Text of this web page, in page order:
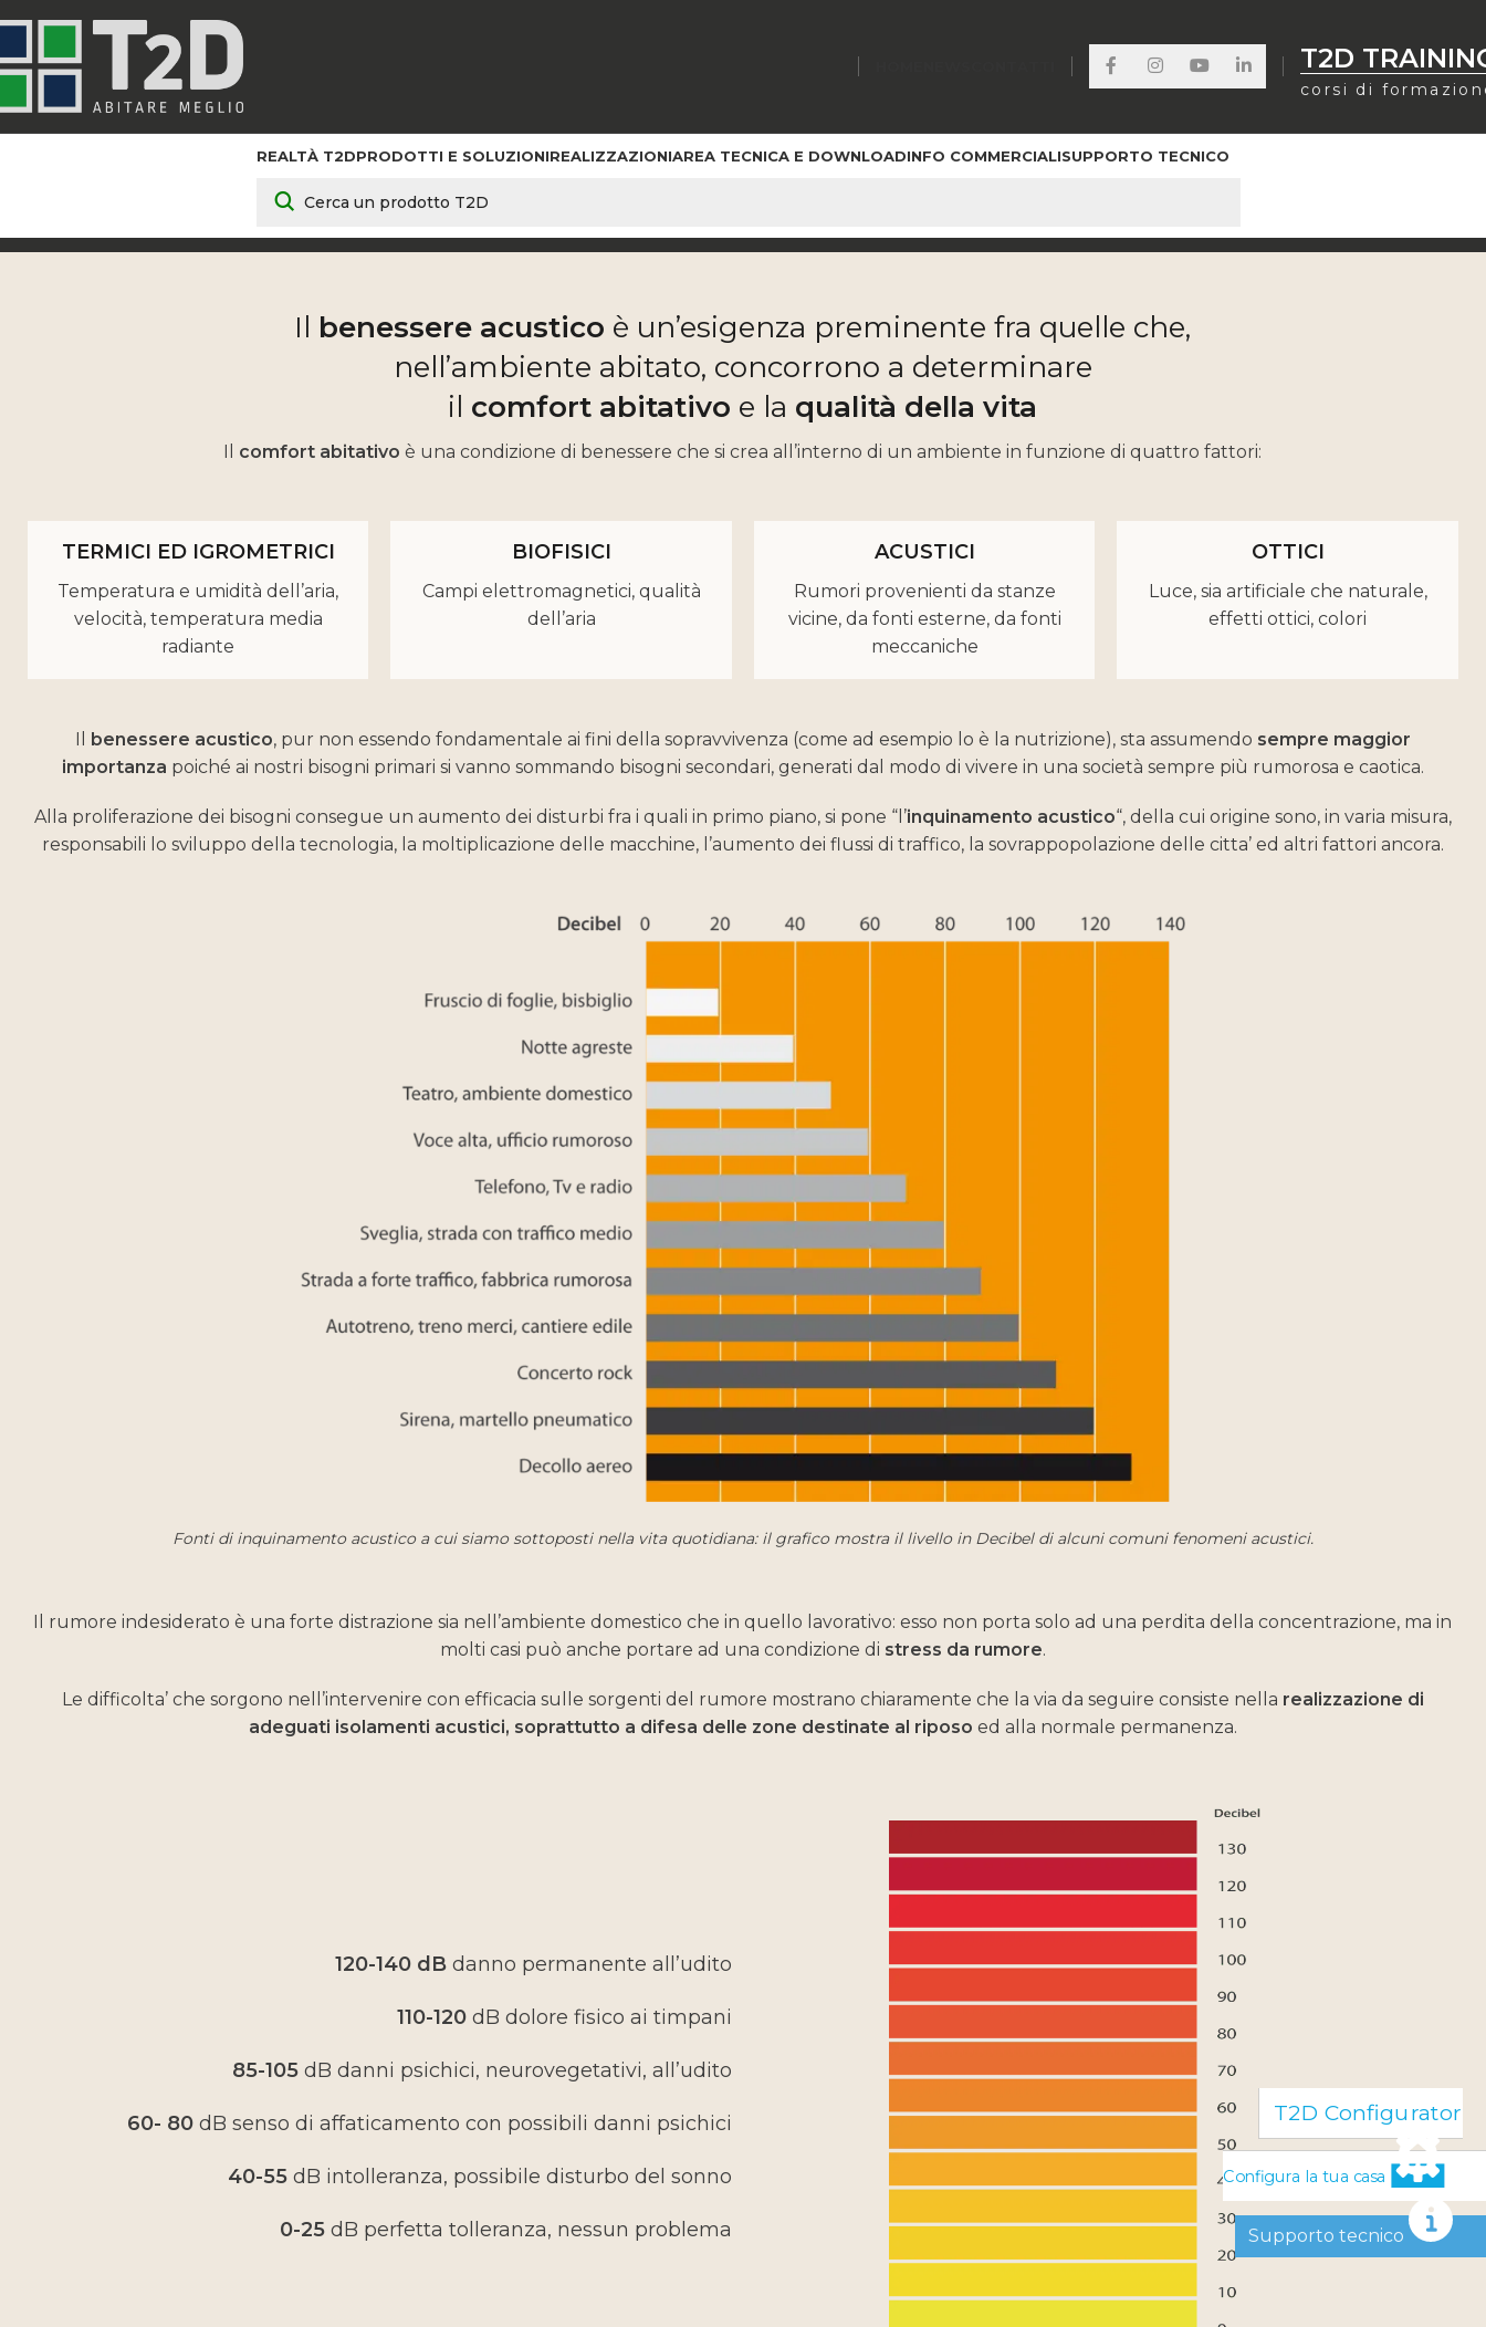
T2D
corsi di
REALTÀ T2DPRODOTTI E SOLUZIONIREALIZZAZIONIAREA TECNICA E DOWNLOADINFO COMMERCIALISUPPORTO TECNICO
Il benessere acustico è un’esigenza preminente fra quelle che,
nell’ambiente abitato, concorrono a determinare
il comfort abitativo e la qualità della vita
Il comfort abitativo è una condizione di benessere che si crea all’interno di un ambiente in funzione di quattro fattori:
TERMICI ED IGROMETRICI
Temperatura e umidità dell’aria,
velocità, temperatura media
radiante
BIOFISICI
Campi elettromagnetici, qualità
dell’aria
ACUSTICI
Rumori provenienti da stanze
vicine, da fonti esterne, da fonti
meccaniche
OTTICI
Luce, sia artificiale che naturale,
effetti ottici, colori
Il benessere acustico, pur non essendo fondamentale ai fini della sopravvivenza (come ad esempio lo è la nutrizione), sta assumendo sempre maggior
importanza poiché ai nostri bisogni primari si vanno sommando bisogni secondari, generati dal modo di vivere in una società sempre più rumorosa e caotica.
Alla proliferazione dei bisogni consegue un aumento dei disturbi fra i quali in primo piano, si pone “l’inquinamento acustico“, della cui origine sono, in varia misura,
responsabili lo sviluppo della tecnologia, la moltiplicazione delle macchine, l’aumento dei flussi di traffico, la sovrappopolazione delle citta’ ed altri fattori ancora.
Fonti di inquinamento acustico a cui siamo sottoposti nella vita quotidiana: il grafico mostra il livello in Decibel di alcuni comuni fenomeni acustici.
Il rumore indesiderato è una forte distrazione sia nell’ambiente domestico che in quello lavorativo: esso non porta solo ad una perdita della concentrazione, ma in
molti casi può anche portare ad una condizione di stress da rumore.
Le difficolta’ che sorgono nell’intervenire con efficacia sulle sorgenti del rumore mostrano chiaramente che la via da seguire consiste nella realizzazione di
adeguati isolamenti acustici, soprattutto a difesa delle zone destinate al riposo ed alla normale permanenza.
120-140 dBdanno permanente all’udito
110-120dB dolore fisico ai timpani
85-105dB danni psichici, neurovegetativi, all’udito
60- 80dB senso di affaticamento con possibili danni psichici
40-55dB intolleranza, possibile disturbo del sonno
0-25dB perfetta tolleranza, nessun problema Supporto tecnico
T2D Configurator
Configura la tua casa